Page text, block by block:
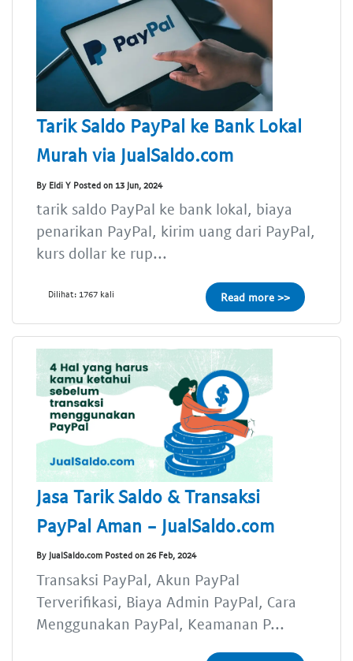
Tarik Saldo PayPal ke Bank Lokal
Murah via JualSaldo.com
By Eldi Y Posted on 13 Jun, 2024
tarik saldo PayPal ke bank lokal, biaya
penarikan PayPal, kirim uang dari PayPal,
kurs dollar ke rup...
Dilihat: 1767 kali Read more >>
Jasa Tarik Saldo & Transaksi
PayPal Aman - JualSaldo.com
By JualSaldo.com Posted on 26 Feb, 2024
Transaksi PayPal, Akun PayPal
Terverifikasi, Biaya Admin PayPal, Cara
Menggunakan PayPal, Keamanan P...